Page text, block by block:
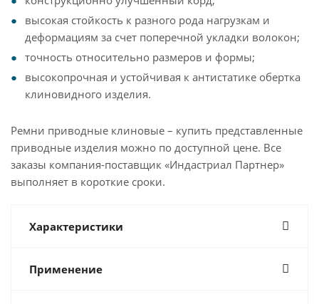
высокая стойкость к разного рода нагрузкам и
деформациям за счет поперечной укладки волокон;
точность относительно размеров и формы;
высокопрочная и устойчивая к антистатике обертка
клиновидного изделия.
Ремни приводные клиновые – купить представленные
приводные изделия можно по доступной цене. Все
заказы компания-поставщик «Индастриал Партнер»
выполняет в короткие сроки.
Характеристики
Применение